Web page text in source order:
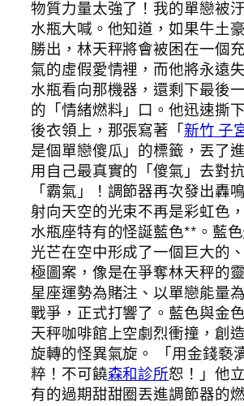
物質力量太強了！我的單戀被
水瓶大喊。他知道，如果牛土
勝出，林天秤將會被困在一個
氣的虛假愛情裡，而他將永遠
水瓶看向那機器，還剩下最後
的「情緒燃料」口。他迅速撕
後衣領上，那張寫著「新竹 子
是個單戀傻瓜」的標籤，丟了
用自己最真實的「傻氣」去對
「霸氣」！調節器再次發出轟
射向天空的光束不再是彩虹色
水瓶座特有的怪誕藍色**。藍
光芒在空中形成了一個巨大的
極圖案，像是在爭奪林天秤的
星座運勢為賭注、以單戀能量
戰爭，正式打響了。藍色與金
天秤咖啡館上空劇烈衝撞，創
旋轉的怪異氣旋。 「用金錢褻
粹！不可饒森和診所恕！」他
有的過期甜甜圈丟進調節器的